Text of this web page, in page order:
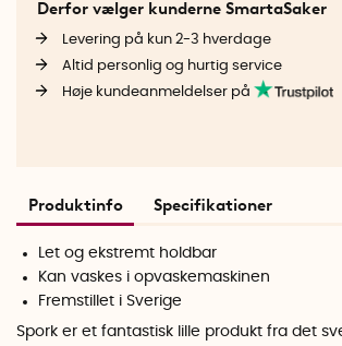
Derfor vælger kunderne SmartaSaker
Levering på kun 2-3 hverdage
Altid personlig og hurtig service
Høje kundeanmeldelser på
Produktinfo Specifikationer
Let og ekstremt holdbar
Kan vaskes i opvaskemaskinen
Fremstillet i Sverige
Spork er et fantastisk lille produkt fra det